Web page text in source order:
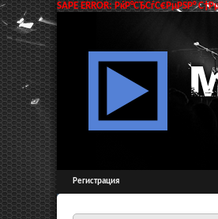
SAPE ERROR: РќР°СЂСѓС€РµРЅР°
Регистрация